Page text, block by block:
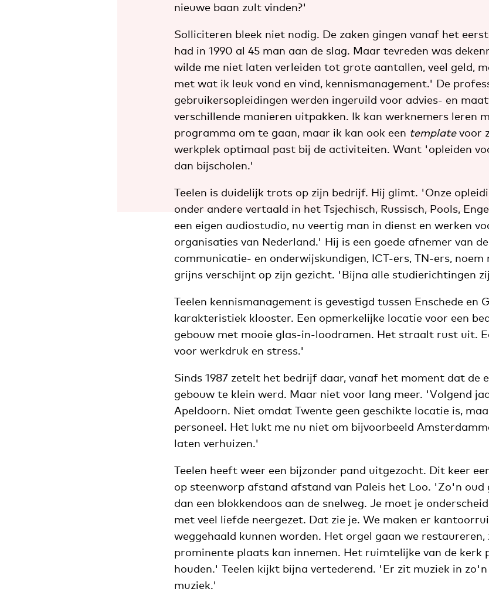
nieuwe baan zult vinden?'
Solliciteren bleek niet nodig. De zaken gingen vanaf het
had in 1990 al 45 man aan de slag. Maar tevreden was
wilde me niet laten verleiden tot grote aantallen, veel geld,
met wat ik leuk vond en vind, kennismanagement.' De
gebruikersopleidingen werden ingeruild voor advies- en
verschillende manieren uitpakken. Ik kan werknemers leren
programma om te gaan, maar ik kan ook een templatevoor
werkplek optimaal past bij de activiteiten. Want 'opleiden
dan bijscholen.'
Teelen is duidelijk trots op zijn bedrijf. Hij glimt. 'Onze
onder andere vertaald in het Tsjechisch, Russisch, Pools,
een eigen audiostudio, nu veertig man in dienst en werken
organisaties van Nederland.' Hij is een goede afnemer van
communicatie- en onderwijskundigen, ICT-ers, TN-ers,
grijns verschijnt op zijn gezicht. 'Bijna alle studierichtingen
Teelen kennismanagement is gevestigd tussen Enschede en
karakteristiek klooster. Een opmerkelijke locatie voor een
gebouw met mooie glas-in-loodramen. Het straalt rust uit.
voor werkdruk en stress.'
Sinds 1987 zetelt het bedrijf daar, vanaf het moment dat de
gebouw te klein werd. Maar niet voor lang meer. 'Volgend
Apeldoorn. Niet omdat Twente geen geschikte locatie is,
personeel. Het lukt me nu niet om bijvoorbeeld
laten verhuizen.'
Teelen heeft weer een bijzonder pand uitgezocht. Dit keer
op steenworp afstand afstand van Paleis het Loo. 'Zo'n oud
dan een blokkendoos aan de snelweg. Je moet je
met veel liefde neergezet. Dat zie je. We maken er
weggehaald kunnen worden. Het orgel gaan we restaureren,
prominente plaats kan innemen. Het ruimtelijke van de kerk
houden.' Teelen kijkt bijna vertederend. 'Er zit muziek in
muziek.'